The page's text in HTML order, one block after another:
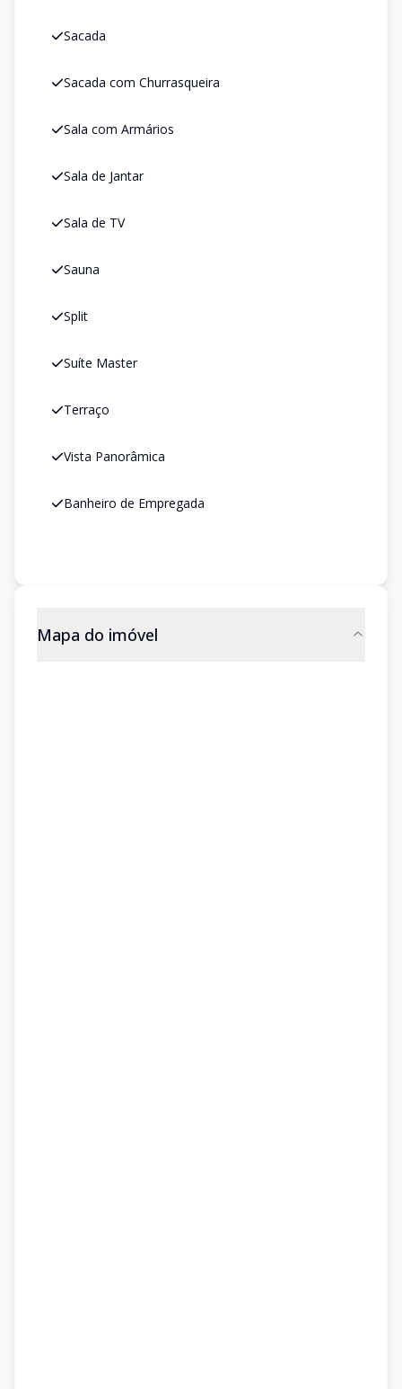
Sacada
Sacada com Churrasqueira
Sala com Armários
Sala de Jantar
Sala de TV
Sauna
Split
Suíte Master
Terraço
Vista Panorâmica
Banheiro de Empregada
Mapa do imóvel